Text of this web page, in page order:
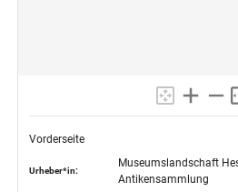
Vorderseite
Urheber*in:
Museumslandschaft
Antikensammlung